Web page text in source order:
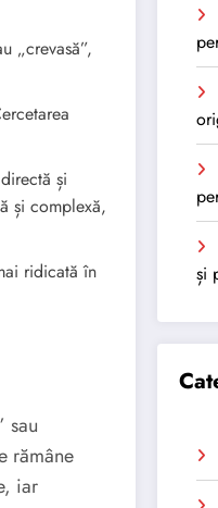
„crevasă”,
și
și complexă,
ridicată în
sau
rămâne
iar
și